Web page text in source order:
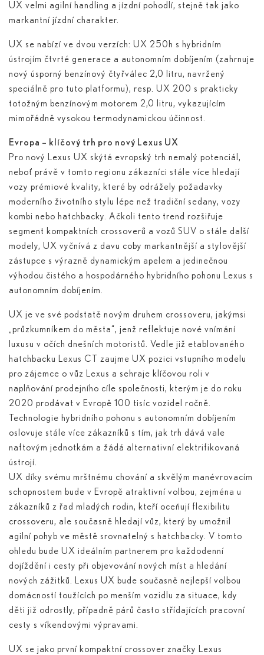
UX velmi agilní handling a jízdní pohodlí, stejně tak jako
markantní jízdní charakter.
UX se nabízí ve dvou verzích: UX 250 h s hybridním
ústrojím čtvrté generace a autonomním dobíjením (zahrnuje
nový úsporný benzínový čtyřválec 2,0 litru, navržený
speciálně pro tuto platformu), resp. UX 200 s prakticky
totožným benzínovým motorem 2,0 litru, vykazujícím
mimořádně vysokou termodynamickou účinnost.
Evropa – klíčový trh pro nový Lexus UX
Pro nový Lexus UX skýtá evropský trh nemalý potenciál,
neboť právě v tomto regionu zákazníci stále více hledají
vozy prémiové kvality, které by odrážely požadavky
moderního životního stylu lépe než tradiční sedany, vozy
kombi nebo hatchbacky. Ačkoli tento trend rozšiřuje
segment kompaktních crossoverů a vozů SUV o stále další
modely, UX vyčnívá z davu coby markantnější a stylovější
zástupce s výrazně dynamickým apelem a jedinečnou
výhodou čistého a hospodárného hybridního pohonu Lexus s
autonomním dobíjením.
UX je ve své podstatě novým druhem crossoveru, jakýmsi
„průzkumníkem do města“, jenž reflektuje nové vnímání
luxusu v očích dnešních motoristů. Vedle již etablovaného
hatchbacku Lexus CT zaujme UX pozici vstupního modelu
pro zájemce o vůz Lexus a sehraje klíčovou roli v
naplňování prodejního cíle společnosti, kterým je do roku
2020 prodávat v Evropě 100 tisíc vozidel ročně.
Technologie hybridního pohonu s autonomním dobíjením
oslovuje stále více zákazníků s tím, jak trh dává vale
naftovým jednotkám a žádá alternativní elektrifikovaná
ústrojí.
UX díky svému mrštnému chování a skvělým manévrovacím
schopnostem bude v Evropě atraktivní volbou, zejména u
zákazníků z řad mladých rodin, kteří oceňují flexibilitu
crossoveru, ale současně hledají vůz, který by umožnil
agilní pohyb ve městě srovnatelný s hatchbacky. V tomto
ohledu bude UX ideálním partnerem pro každodenní
dojíždění i cesty při objevování nových míst a hledání
nových zážitků. Lexus UX bude současně nejlepší volbou
domácností toužících po menším vozidlu za situace, kdy
děti již odrostly, případně párů často střídajících pracovní
cesty s víkendovými výpravami.
UX se jako první kompaktní crossover značky Lexus